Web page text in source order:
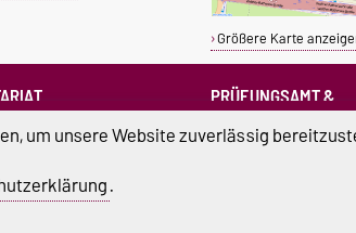
Größere Karte
PRÜFUNGSAMT &
um unsere Website zuverlässig
.